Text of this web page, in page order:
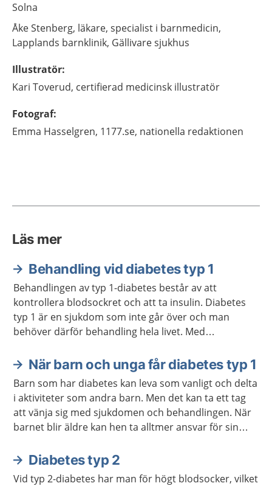
Solna
ÅkeStenberg, läkare, specialist i barnmedicin,
Lapplands barnklinik, Gällivare sjukhus
Illustratör:
Kari Toverud, certifierad medicinsk illustratör
Fotograf:
Emma Hasselgren, 1177.se, nationella redaktionen
Läs mer
Behandling vid diabetes typ 1
Behandlingen av typ 1-diabetes består av att
kontrollera blodsockret och att ta insulin. Diabetes
typ 1 är en sjukdom som inte går över och man
behöver därför behandling hela livet. Med
När barn och unga får diabetes typ 1
Barn som har diabetes kan leva som vanligt och delta
i aktiviteter som andra barn. Men det kan ta ett tag
att vänja sig med sjukdomen och behandlingen. När
barnet blir äldre kan hen ta alltmer ansvar för sin
Diabetes typ 2
Vid typ 2-diabetes har man för högt blodsocker, vilket